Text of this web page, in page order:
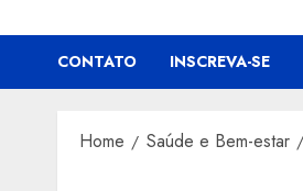
CONTATO INSCREVA-SE
Home Saúde e Bem-estar